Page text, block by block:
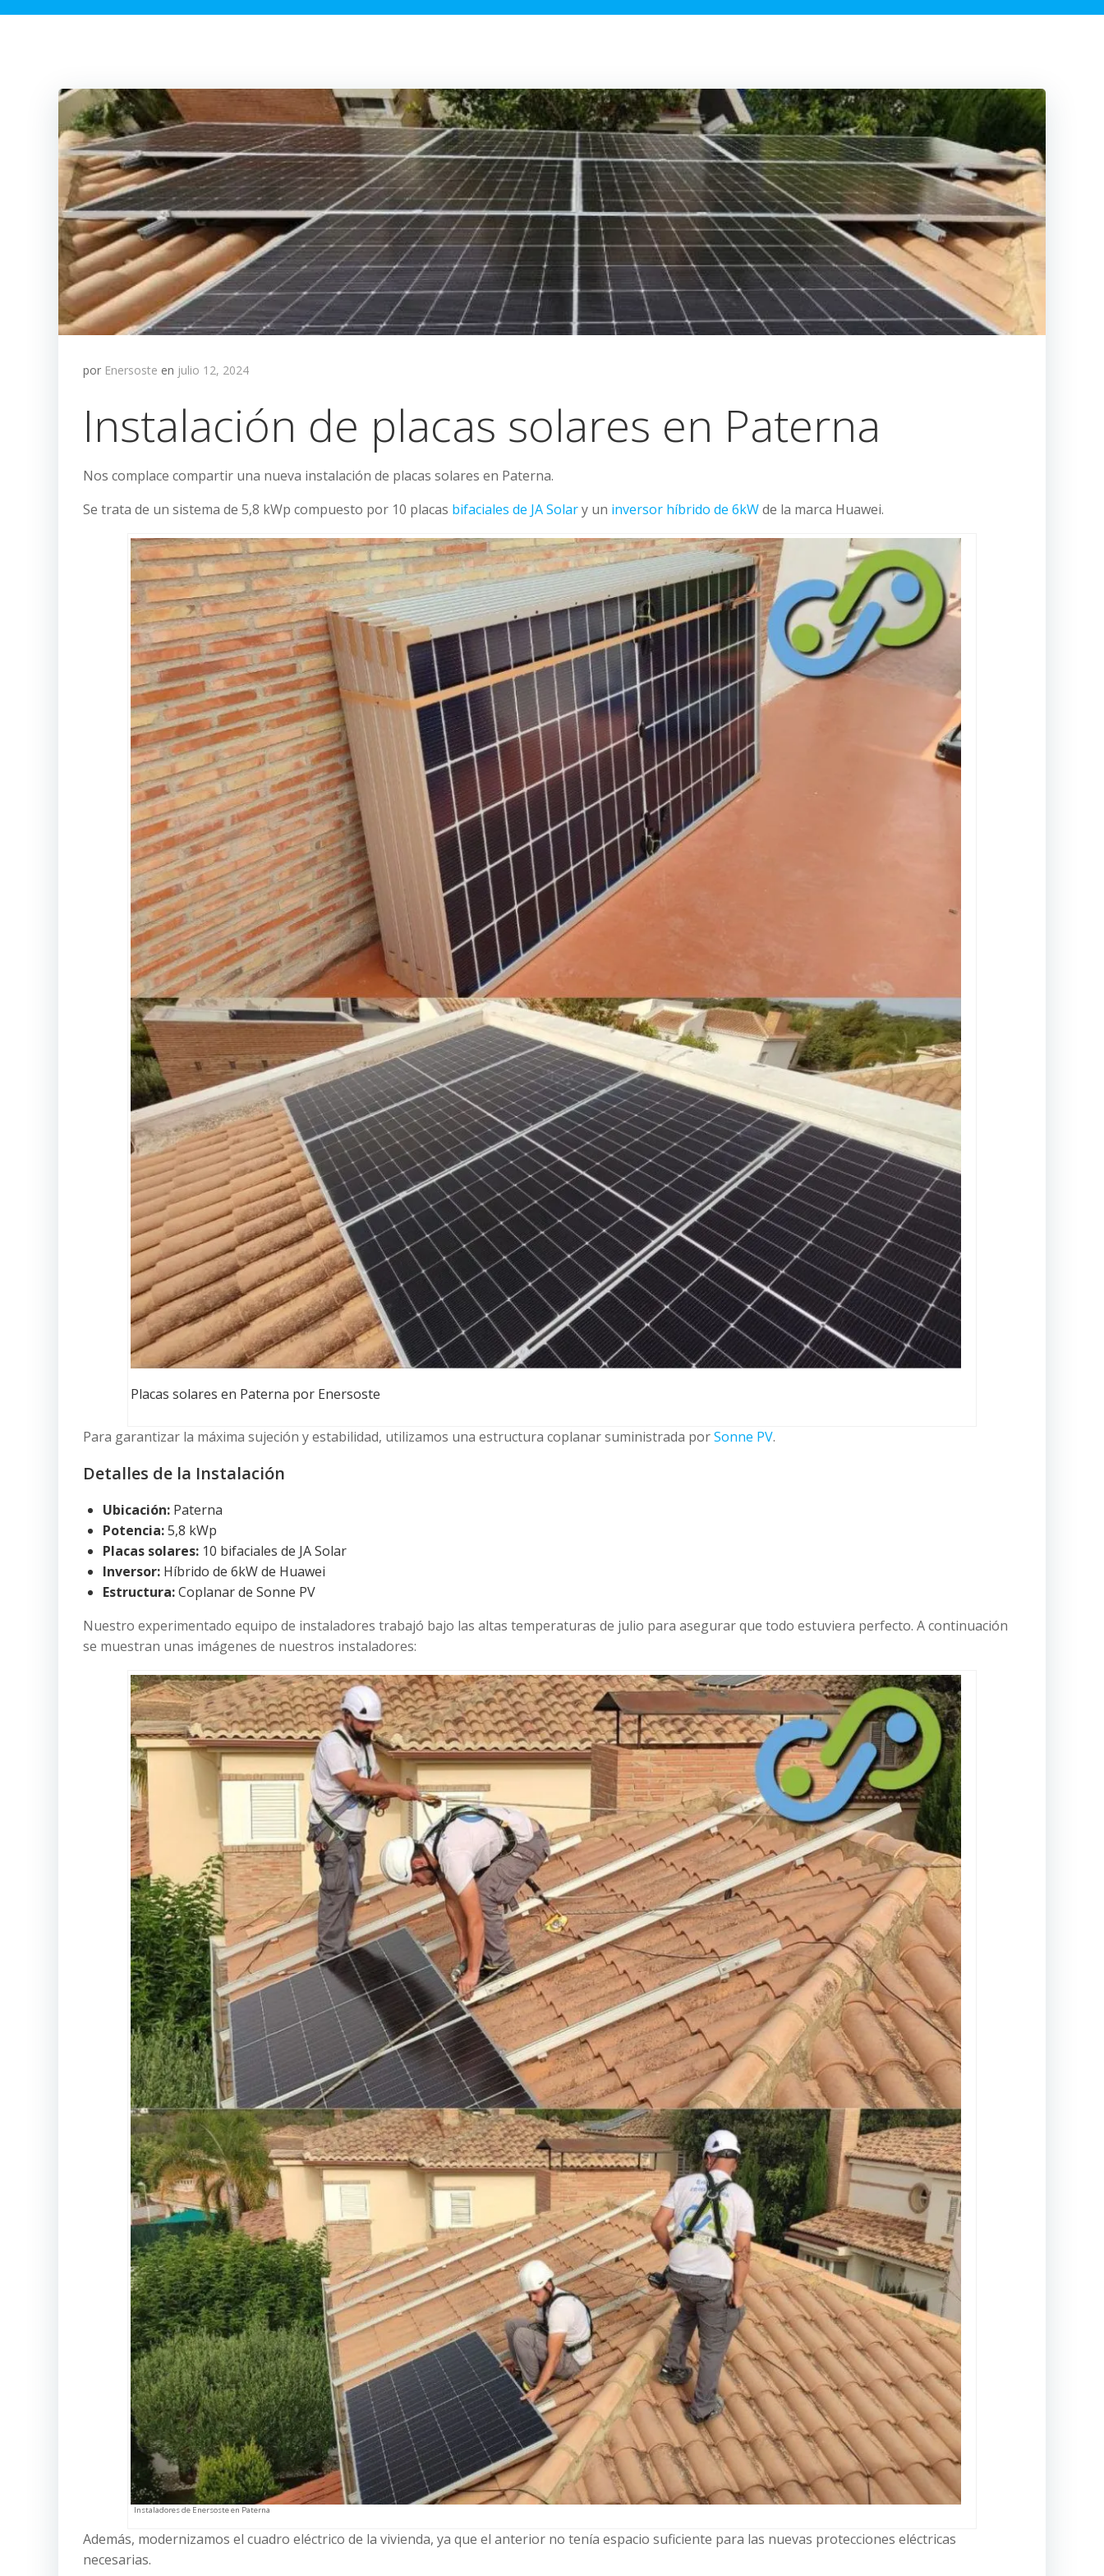
por Enersoste en julio 12, 2024
Instalación de placas solares en Paterna
Nos complace compartir una nueva instalación de placas solares en Paterna.
Se trata de un sistema de 5,8 kWp compuesto por 10 placas bifaciales de JA Solary un inversor híbrido de 6kWde la marca Huawei.
Placas solares en Paterna por Enersoste
Para garantizar la máxima sujeción y estabilidad, utilizamos una estructura coplanar suministrada porSonne PV.
Detalles de la Instalación
Ubicación: Paterna
Potencia:5,8 kWp
Placas solares: 10 bifaciales de JA Solar
Inversor: Híbrido de 6kW de Huawei
Estructura:Coplanar de Sonne PV
Nuestro experimentado equipo de instaladores trabajó bajo las altas temperaturas de julio para asegurar que todo estuviera perfecto. A continuación
se muestran unas imágenes de nuestros instaladores:
Instaladores de Enersoste en Paterna
Además, modernizamos el cuadro eléctrico de la vivienda, ya que el anterior no tenía espacio suficiente para las nuevas protecciones eléctricas
necesarias.